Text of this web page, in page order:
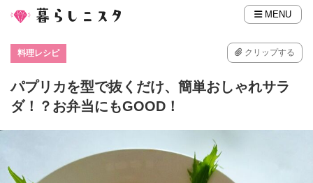
MENU
料理レシピ クリップする
パプリカを型で抜くだけ、簡単おしゃれサラ
ダ！？お弁当にもGOOD！